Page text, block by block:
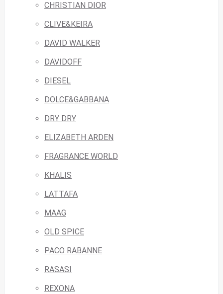
CHRISTIAN DIOR
CLIVE&KEIRA
DAVID WALKER
DAVIDOFF
DIESEL
DOLCE&GABBANA
DRY DRY
ELIZABETH ARDEN
FRAGRANCE WORLD
KHALIS
LATTAFA
MAAG
OLD SPICE
PACO RABANNE
RASASI
REXONA